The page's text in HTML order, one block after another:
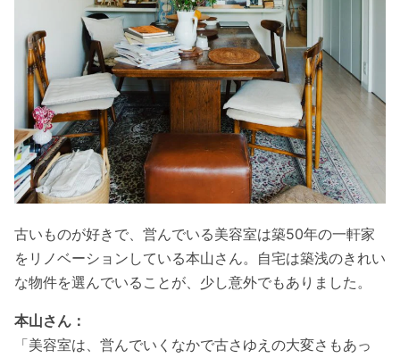
古いものが好きで、営んでいる美容室は築50年の一軒家
をリノベーションしている本山さん。自宅は築浅のきれい
な物件を選んでいることが、少し意外でもありました。
本山さん：
「美容室は、営んでいくなかで古さゆえの大変さもあっ